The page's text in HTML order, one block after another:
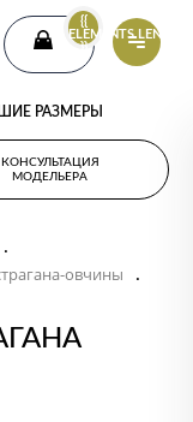
{{
ELEMENTS.LENGTH
}}
РАЗМЕРЫ
КОНСУЛЬТАЦИЯ
МОДЕЛЬЕРА
.
овчины .